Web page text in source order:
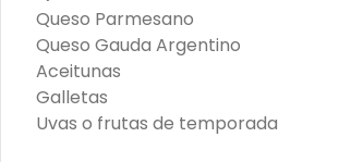
Mortadela Jamonada
Supercerdo (Sku 101)
Venta por 1/4 kg.
Queso Parmesano
Queso Gauda Argentino
Aceitunas
Galletas
Uvas o frutas de temporada